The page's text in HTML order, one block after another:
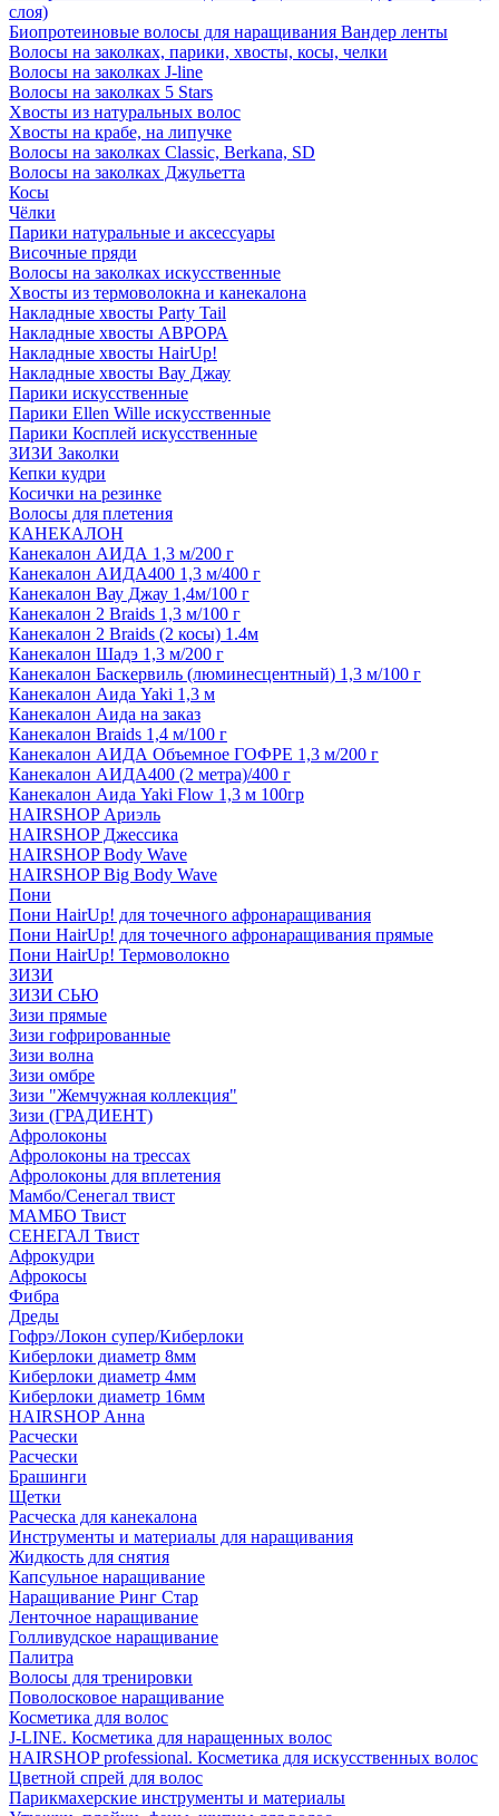
слоя)
Биопротеиновые волосы для наращивания Вандер ленты
Волосы на заколках, парики, хвосты, косы, челки
Волосы на заколках J-line
Волосы на заколках 5 Stars
Хвосты из натуральных волос
Хвосты на крабе, на липучке
Волосы на заколках Classic, Berkana, SD
Волосы на заколках Джульетта
Косы
Чёлки
Парики натуральные и аксессуары
Височные пряди
Волосы на заколках искусственные
Хвосты из термоволокна и канекалона
Накладные хвосты Party Tail
Накладные хвосты АВРОРА
Накладные хвосты HairUp!
Накладные хвосты Вау Джау
Парики искусственные
Парики Ellen Wille искусственные
Парики Косплей искусственные
ЗИЗИ Заколки
Кепки кудри
Косички на резинке
Волосы для плетения
КАНЕКАЛОН
Канекалон АИДА 1,3 м/200 г
Канекалон АИДА400 1,3 м/400 г
Канекалон Вау Джау 1,4м/100 г
Канекалон 2 Braids 1,3 м/100 г
Канекалон 2 Braids (2 косы) 1.4м
Канекалон Шадэ 1,3 м/200 г
Канекалон Баскервиль (люминесцентный) 1,3 м/100 г
Канекалон Аида Yaki 1,3 м
Канекалон Аида на заказ
Канекалон Braids 1,4 м/100 г
Канекалон АИДА Объемное ГОФРЕ 1,3 м/200 г
Канекалон АИДА400 (2 метра)/400 г
Канекалон Аида Yaki Flow 1,3 м 100гр
HAIRSHOP Ариэль
HAIRSHOP Джессика
HAIRSHOP Body Wave
HAIRSHOP Big Body Wave
Пони
Пони HairUp! для точечного афронаращивания
Пони HairUp! для точечного афронаращивания прямые
Пони HairUp! Термоволокно
ЗИЗИ
ЗИЗИ СЬЮ
Зизи прямые
Зизи гофрированные
Зизи волна
Зизи омбре
Зизи "Жемчужная коллекция"
Зизи (ГРАДИЕНТ)
Афролоконы
Афролоконы на трессах
Афролоконы для вплетения
Мамбо/Сенегал твист
МАМБО Твист
СЕНЕГАЛ Твист
Афрокудри
Афрокосы
Фибра
Дреды
Гофрэ/Локон супер/Киберлоки
Киберлоки диаметр 8мм
Киберлоки диаметр 4мм
Киберлоки диаметр 16мм
HAIRSHOP Анна
Расчески
Расчески
Брашинги
Щетки
Расческа для канекалона
Инструменты и материалы для наращивания
Жидкость для снятия
Капсульное наращивание
Наращивание Ринг Стар
Ленточное наращивание
Голливудское наращивание
Палитра
Волосы для тренировки
Поволосковое наращивание
Косметика для волос
J-LINE. Косметика для наращенных волос
HAIRSHOP professional. Косметика для искусственных волос
Цветной спрей для волос
Парикмахерские инструменты и материалы